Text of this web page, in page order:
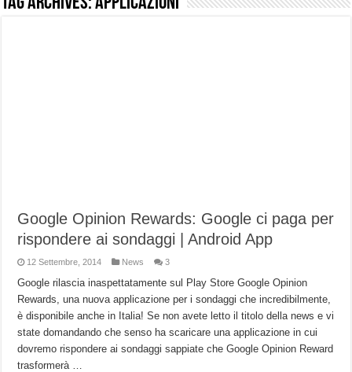
Google Opinion Rewards: Google ci paga per
rispondere ai sondaggi | Android App
12 Settembre, 2014 News 3
Google rilascia inaspettatamente sul Play Store Google Opinion
Rewards, una nuova applicazione per i sondaggi che incredibilmente,
è disponibile anche in Italia! Se non avete letto il titolo della news e vi
state domandando che senso ha scaricare una applicazione in cui
dovremo rispondere ai sondaggi sappiate che Google Opinion Reward
trasformerà …